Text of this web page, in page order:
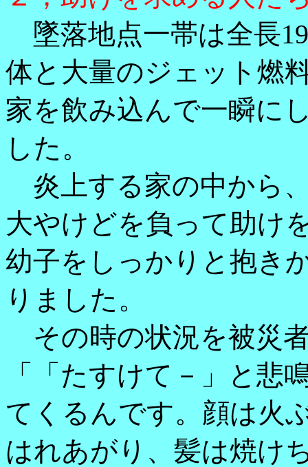
墜落地点一帯は全長
体と大量のジェット燃
家を飲み込んで一瞬に
した。
炎上する家の中から
大やけどを負って助け
幼子をしっかりと抱き
りました。
その時の状況を被災
「「たすけて－」と悲
てくるんです。顔は火
はれあがり、髪は焼け